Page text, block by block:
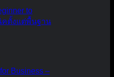
to
คตั้งแต่พื้นฐาน
Business –